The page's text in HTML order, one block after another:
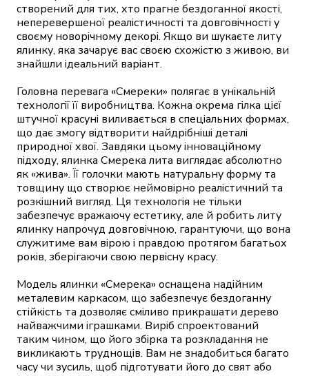
створений для тих, хто прагне бездоганної якості,
неперевершеної реалістичності та довговічності у
своєму новорічному декорі. Якщо ви шукаєте литу
ялинку, яка зачарує вас своєю схожістю з живою, ви
знайшли ідеальний варіант.
Головна перевага «Смереки» полягає в унікальній
технології її виробництва. Кожна окрема гілка цієї
штучної красуні виливається в спеціальних формах,
що дає змогу відтворити найдрібніші деталі
природної хвої. Завдяки цьому інноваційному
підходу, ялинка Смерека лита виглядає абсолютно
як «жива». Її голочки мають натуральну форму та
товщину що створює неймовірно реалістичний та
розкішний вигляд. Ця технологія не тільки
забезпечує вражаючу естетику, але й робить литу
ялинку напрочуд довговічною, гарантуючи, що вона
служитиме вам вірою і правдою протягом багатьох
років, зберігаючи свою первісну красу.
Модель ялинки «Смерека» оснащена надійним
металевим каркасом, що забезпечує бездоганну
стійкість та дозволяє сміливо прикрашати дерево
найважчими іграшками. Виріб спроектований
таким чином, що його збірка та розкладання не
викликають труднощів. Вам не знадобиться багато
часу чи зусиль, щоб підготувати його до свят або